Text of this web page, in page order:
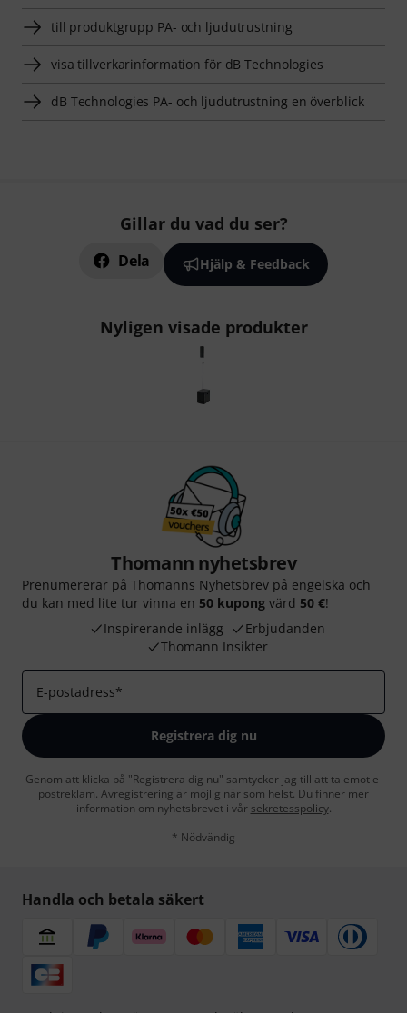
till produktgrupp PA- och ljudutrustning
visa tillverkarinformation för dB Technologies
dB Technologies PA- och ljudutrustning en överblick
Gillar du vad du ser?
Dela Hjälp & Feedback
Nyligen visade produkter
Thomann nyhetsbrev
Prenumererar på Thomanns Nyhetsbrev på engelska och
du kan med lite tur vinna en 50 kupong värd 50 €!
Inspirerande inlägg
Erbjudanden
Thomann Insikter
E-postadress*
Registrera dig nu
Genom att klicka på "Registrera dig nu" samtycker jag till att ta emot e-
postreklam. Avregistrering är möjlig när som helst. Du finner mer
information om nyhetsbrevet i vår sekretesspolicy.
* Nödvändig
Handla och betala säkert